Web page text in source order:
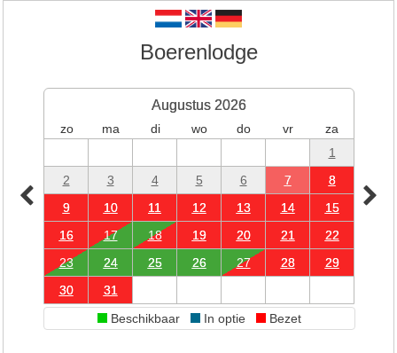
Boerenlodge
Augustus 2026
zo ma di wo do vr
za
1
2
3 4 5 6 7
8
9
10 11 12 13 14
15
16
17 18 19 20 21
22
23
24 25 26 27 28
29
30
31
Beschikbaar
In optie Bezet